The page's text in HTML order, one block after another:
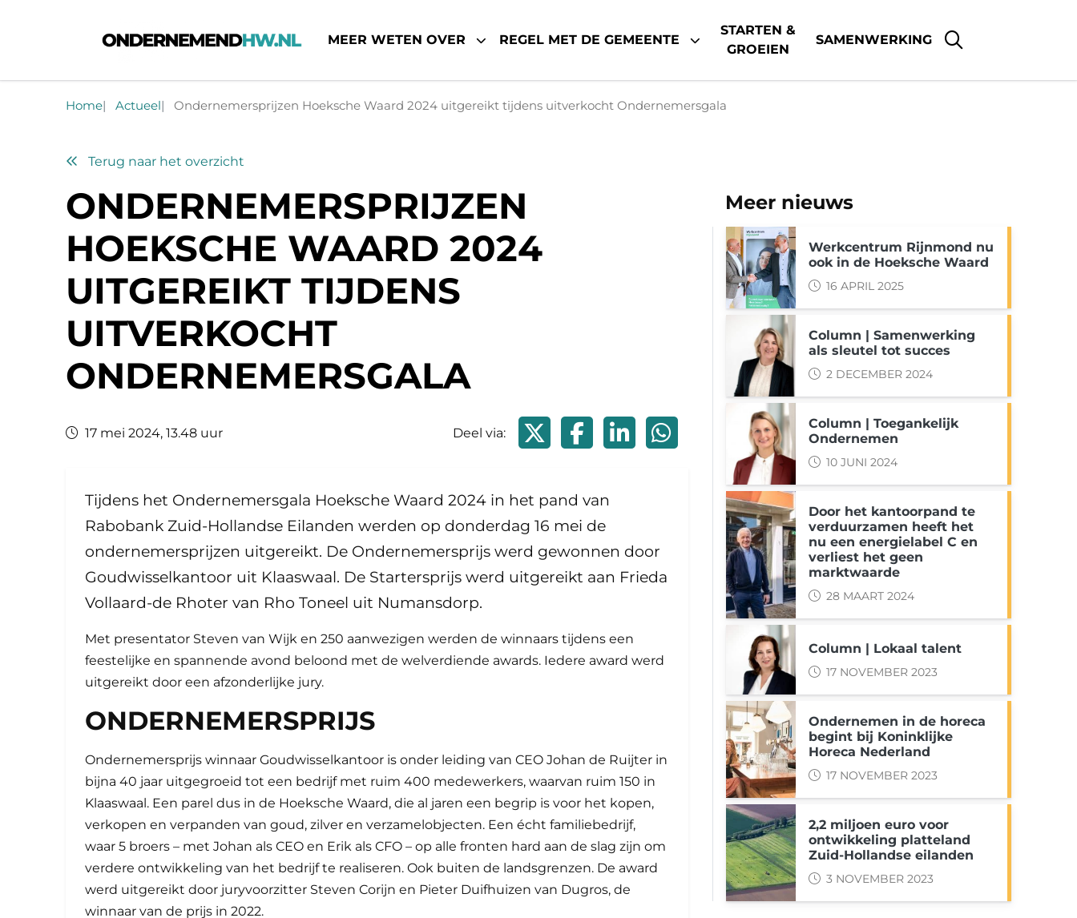
MEER WETEN OVER REGEL MET DE GEMEENTE
STARTEN &
GROEIEN
SAMENWERKING
Home Actueel Ondernemersprijzen Hoeksche Waard 2024 uitgereikt tijdens uitverkocht Ondernemersgala
Terug naar het overzicht
ONDERNEMERSPRIJZEN
HOEKSCHE WAARD 2024
UITGEREIKT TIJDENS
UITVERKOCHT
ONDERNEMERSGALA
17 mei 2024, 13.48 uur Deel via: Deel via XDeel via Facebook
Deel via LinkedIn
Deel via WhatsApp
Tijdens het Ondernemersgala Hoeksche Waard 2024 in het pand van
Rabobank Zuid-Hollandse Eilanden werden op donderdag 16 mei de
ondernemersprijzen uitgereikt. De Ondernemersprijs werd gewonnen door
Goudwisselkantoor uit Klaaswaal. De Startersprijs werd uitgereikt aan Frieda
Vollaard-de Rhoter van Rho Toneel uit Numansdorp.
Met presentator Steven van Wijk en 250 aanwezigen werden de winnaars tijdens een
feestelijke en spannende avond beloond met de welverdiende awards. Iedere award werd
uitgereikt door een afzonderlijke jury.
ONDERNEMERSPRIJS
Ondernemersprijs winnaar Goudwisselkantoor is onder leiding van CEO Johan de Ruijter in
bijna 40 jaar uitgegroeid tot een bedrijf met ruim 400 medewerkers, waarvan ruim 150 in
Klaaswaal. Een parel dus in de Hoeksche Waard, die al jaren een begrip is voor het kopen,
verkopen en verpanden van goud, zilver en verzamelobjecten. Een écht familiebedrijf,
waar 5 broers – met Johan als CEO en Erik als CFO – op alle fronten hard aan de slag zijn om
verdere ontwikkeling van het bedrijf te realiseren. Ook buiten de landsgrenzen. De award
werd uitgereikt door juryvoorzitter Steven Corijn en Pieter Duifhuizen van Dugros, de
winnaar van de prijs in 2022.
Meer nieuws
Werkcentrum Rijnmond nu
ook in de Hoeksche Waard
16 APRIL 2025
Column | Samenwerking
als sleutel tot succes
2 DECEMBER 2024
Column | Toegankelijk
Ondernemen
10 JUNI 2024
Door het kantoorpand te
verduurzamen heeft het
nu een energielabel C en
verliest het geen
marktwaarde
28 MAART 2024
Column | Lokaal talent
17 NOVEMBER 2023
Ondernemen in de horeca
begint bij Koninklijke
Horeca Nederland
17 NOVEMBER 2023
2,2 miljoen euro voor
ontwikkeling platteland
Zuid-Hollandse eilanden
3 NOVEMBER 2023